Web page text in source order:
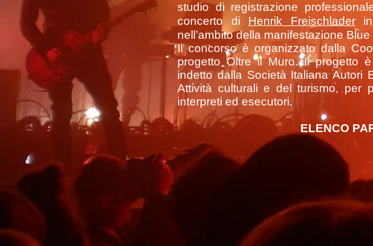
studio di registrazione
concerto di Henrik Freischladerin
nell’ambito della manifestazione
Il concorso è organizzato dalla
progetto Oltre il Muro. Il progetto
indetto dalla Società Italiana Autori
Attività culturali e del turismo, per
interpreti ed esecutori.
ELENCO